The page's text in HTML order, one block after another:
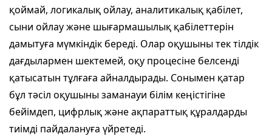
қоймай, логикалық ойлау, аналитикалық қабілет,
сыни ойлау және шығармашылық қабілеттерін
дамытуға мүмкіндік береді. Олар оқушыны тек тілдік
дағдылармен шектемей, оқу процесіне белсенді
қатысатын тұлғаға айналдырады. Сонымен қатар
бұл тәсіл оқушыны заманауи білім кеңістігіне
бейімдеп, цифрлық және ақпараттық құралдарды
тиімді пайдалануға үйретеді.